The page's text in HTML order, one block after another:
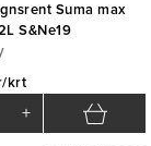
Suma max
S&Ne19
krt
+